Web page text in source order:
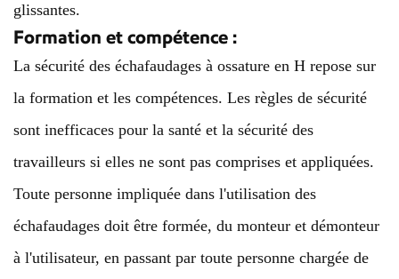
glissantes.
Formation et compétence :
La sécurité des échafaudages à ossature en H repose sur
la formation et les compétences. Les règles de sécurité
sont inefficaces pour la santé et la sécurité des
travailleurs si elles ne sont pas comprises et appliquées.
Toute personne impliquée dans l'utilisation des
échafaudages doit être formée, du monteur et démonteur
à l'utilisateur, en passant par toute personne chargée de